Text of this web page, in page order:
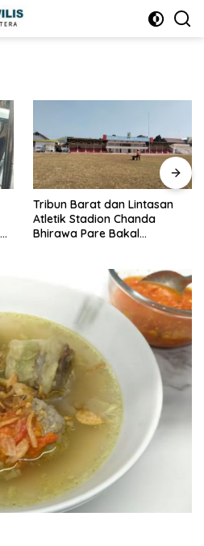
Tribun Barat dan Lintasan
Atletik Stadion Chanda
Bhirawa Pare Bakal